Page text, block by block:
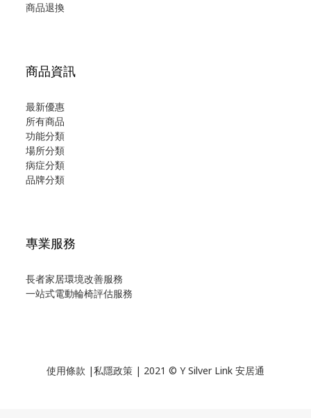
商品退換
商品資訊
最新優惠
所有商品
功能分類
場所分類
病症分類
品牌分類
專業服務
長者家居環境改善服務
一站式電動輪椅評估服務
使用條款 |私隱政策 | 2021 © Y Silver Link 安居通